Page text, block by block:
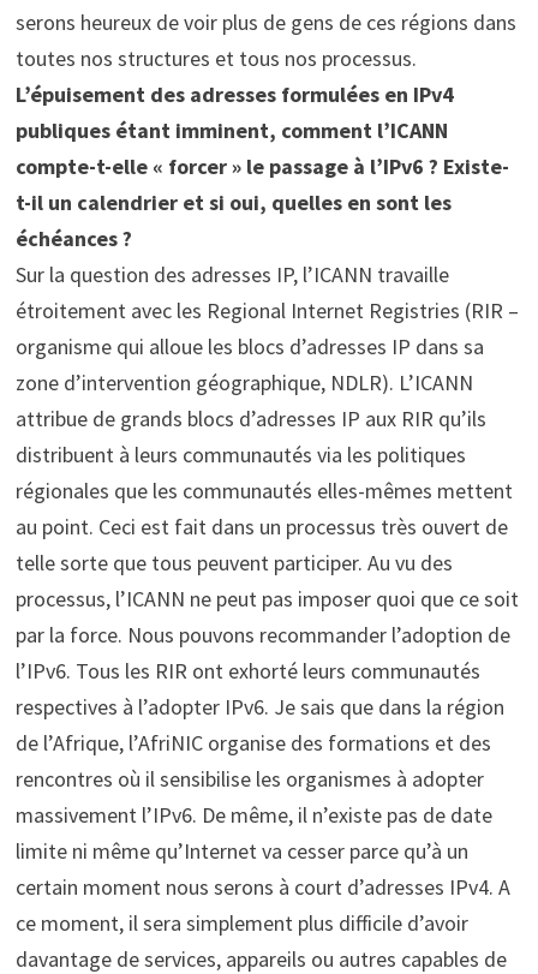
serons heureux de voir plus de gens de ces régions dans
toutes nos structures et tous nos processus.
L’épuisement des adresses formulées en IPv4
publiques étant imminent, comment l’ICANN
compte-t-elle « forcer » le passage à l’IPv6 ? Existe-
t-il un calendrier et si oui, quelles en sont les
échéances ?
Sur la question des adresses IP, l’ICANN travaille
étroitement avec les Regional Internet Registries (RIR –
organisme qui alloue les blocs d’adresses IP dans sa
zone d’intervention géographique, NDLR). L’ICANN
attribue de grands blocs d’adresses IP aux RIR qu’ils
distribuent à leurs communautés via les politiques
régionales que les communautés elles-mêmes mettent
au point. Ceci est fait dans un processus très ouvert de
telle sorte que tous peuvent participer. Au vu des
processus, l’ICANN ne peut pas imposer quoi que ce soit
par la force. Nous pouvons recommander l’adoption de
l’IPv6. Tous les RIR ont exhorté leurs communautés
respectives à l’adopter IPv6. Je sais que dans la région
de l’Afrique, l’AfriNIC organise des formations et des
rencontres où il sensibilise les organismes à adopter
massivement l’IPv6. De même, il n’existe pas de date
limite ni même qu’Internet va cesser parce qu’à un
certain moment nous serons à court d’adresses IPv4. A
ce moment, il sera simplement plus difficile d’avoir
davantage de services, appareils ou autres capables de